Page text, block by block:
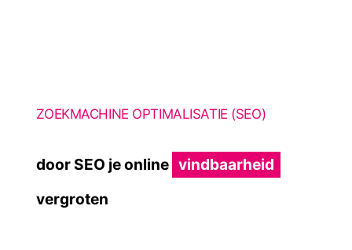
ZOEKMACHINE OPTIMALISATIE (SEO)
door SEO je online vindbaarheid
vergroten